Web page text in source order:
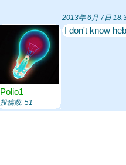
2013年 6月 7日
Polio1
投稿数: 51
I don't know